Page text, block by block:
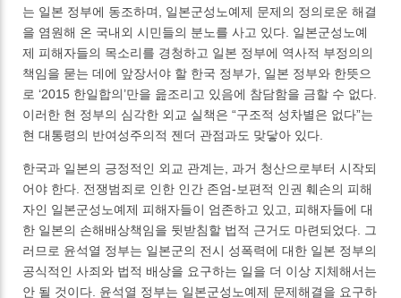
는 일본 정부에 동조하며, 일본군성노예제 문제의 정의로운 해결
을 염원해 온 국내외 시민들의 분노를 사고 있다. 일본군성노예
제 피해자들의 목소리를 경청하고 일본 정부에 역사적 부정의의
책임을 묻는 데에 앞장서야 할 한국 정부가, 일본 정부와 한뜻으
로 ‘2015 한일합의’만을 읊조리고 있음에 참담함을 금할 수 없다.
이러한 현 정부의 심각한 외교 실책은 “구조적 성차별은 없다”는
현 대통령의 반여성주의적 젠더 관점과도 맞닿아 있다.
한국과 일본의 긍정적인 외교 관계는, 과거 청산으로부터 시작되
어야 한다. 전쟁범죄로 인한 인간 존엄-보편적 인권 훼손의 피해
자인 일본군성노예제 피해자들이 엄존하고 있고, 피해자들에 대
한 일본의 손해배상책임을 뒷받침할 법적 근거도 마련되었다. 그
러므로 윤석열 정부는 일본군의 전시 성폭력에 대한 일본 정부의
공식적인 사죄와 법적 배상을 요구하는 일을 더 이상 지체해서는
안 될 것이다. 윤석열 정부는 일본군성노예제 문제해결을 요구하